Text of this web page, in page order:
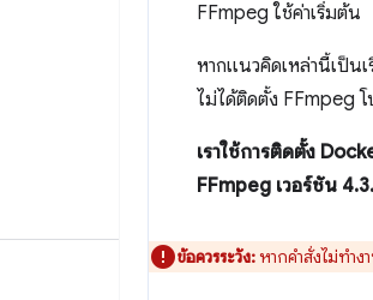
FFmpeg ใช้ค่าเริ่มต้น
หากแนวคิดเหล่านี้เป็น
ไม่ได้ติดตั้ง FFmpeg โ
เราใช้การติดตั้ง
FFmpeg เวอร์ชัน
ข้อควรระวัง:หากคำสั่งไม่ทำ